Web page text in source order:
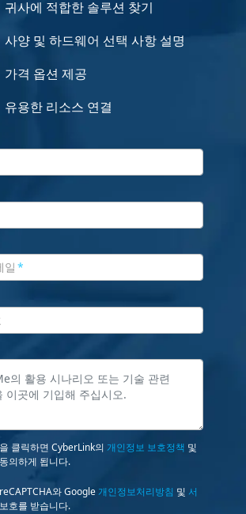
귀사에 적합한 솔루션 찾기
사양 및 하드웨어 선택 사항 설명
가격 옵션 제공
유용한 리소스 연결
일 *
클릭하면 CyberLink의 개인정보 보호정책 및
의하게 됩니다.
와 Google개인정보처리방침 및 서
호를 받습니다.